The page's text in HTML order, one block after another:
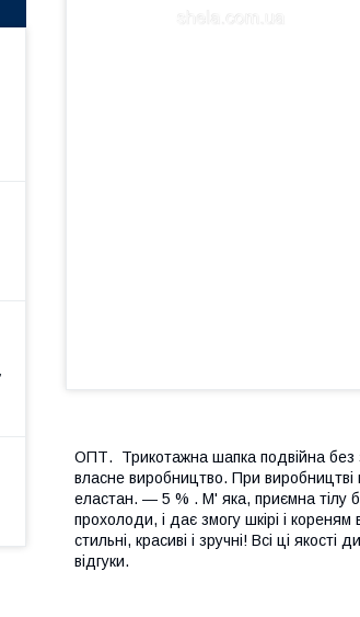
ОПТ. Трикотажна шапка подвійна без
власне виробництво. При
еластан. ― 5 % . М' яка, приємна тілу
прохолоди, і дає змогу шкірі і
стильні, красиві і зручні! Всі ці якості
відгуки.